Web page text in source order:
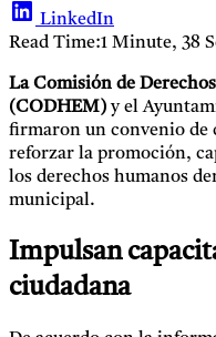
LinkedIn
Read Time:1 Minute, 38
La Comisión de
(CODHEM)y el
firmaron un convenio de
reforzar la promoción,
los derechos humanos
municipal.
Impulsan
ciudadana